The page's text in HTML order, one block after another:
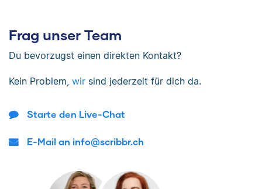
Frag unser Team
Du bevorzugst einen direkten Kontakt?
Kein Problem, wir sind jederzeit für dich da.
Starte den Live-Chat
E-Mail an info@scribbr.ch